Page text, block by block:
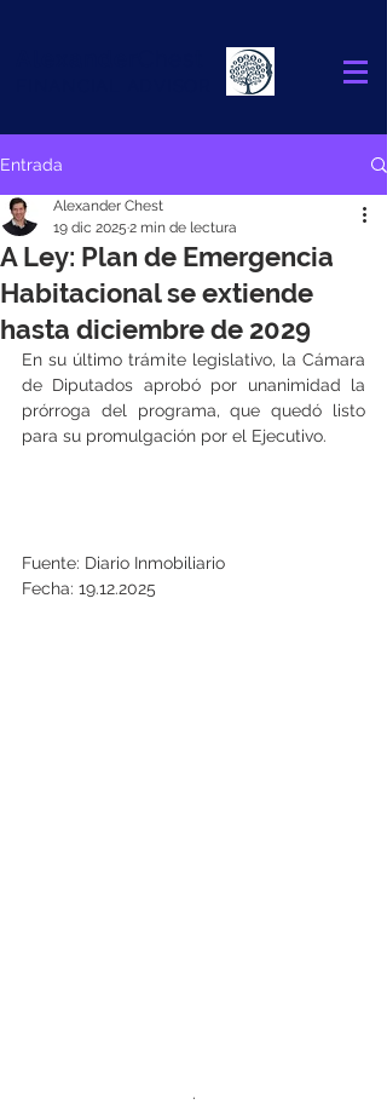
Entrada
A Ley: Plan de Emergencia
Habitacional se extiende
hasta diciembre de 2029
Alexander Chest
19 dic 2025 2 min de lectura
En su último trámite legislativo, la Cámara
de Diputados aprobó por unanimidad la
prórroga del programa, que quedó listo
para su promulgación por el Ejecutivo.
Fuente: Diario Inmobiliario
Fecha: 19.12.2025
.